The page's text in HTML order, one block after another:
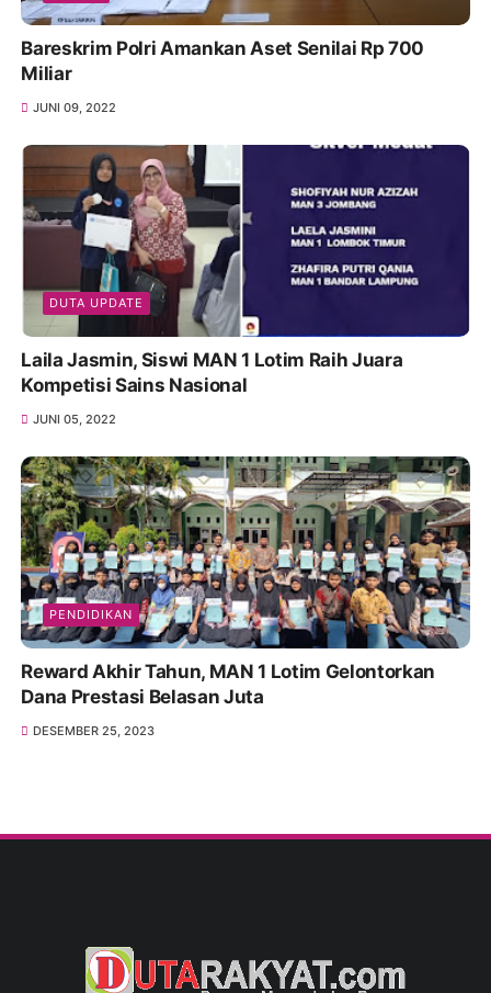
Bareskrim Polri Amankan Aset Senilai Rp 700
Miliar
JUNI 09, 2022
DUTA UPDATE
Laila Jasmin, Siswi MAN 1 Lotim Raih Juara
Kompetisi Sains Nasional
JUNI 05, 2022
PENDIDIKAN
Reward Akhir Tahun, MAN 1 Lotim Gelontorkan
Dana Prestasi Belasan Juta
DESEMBER 25, 2023